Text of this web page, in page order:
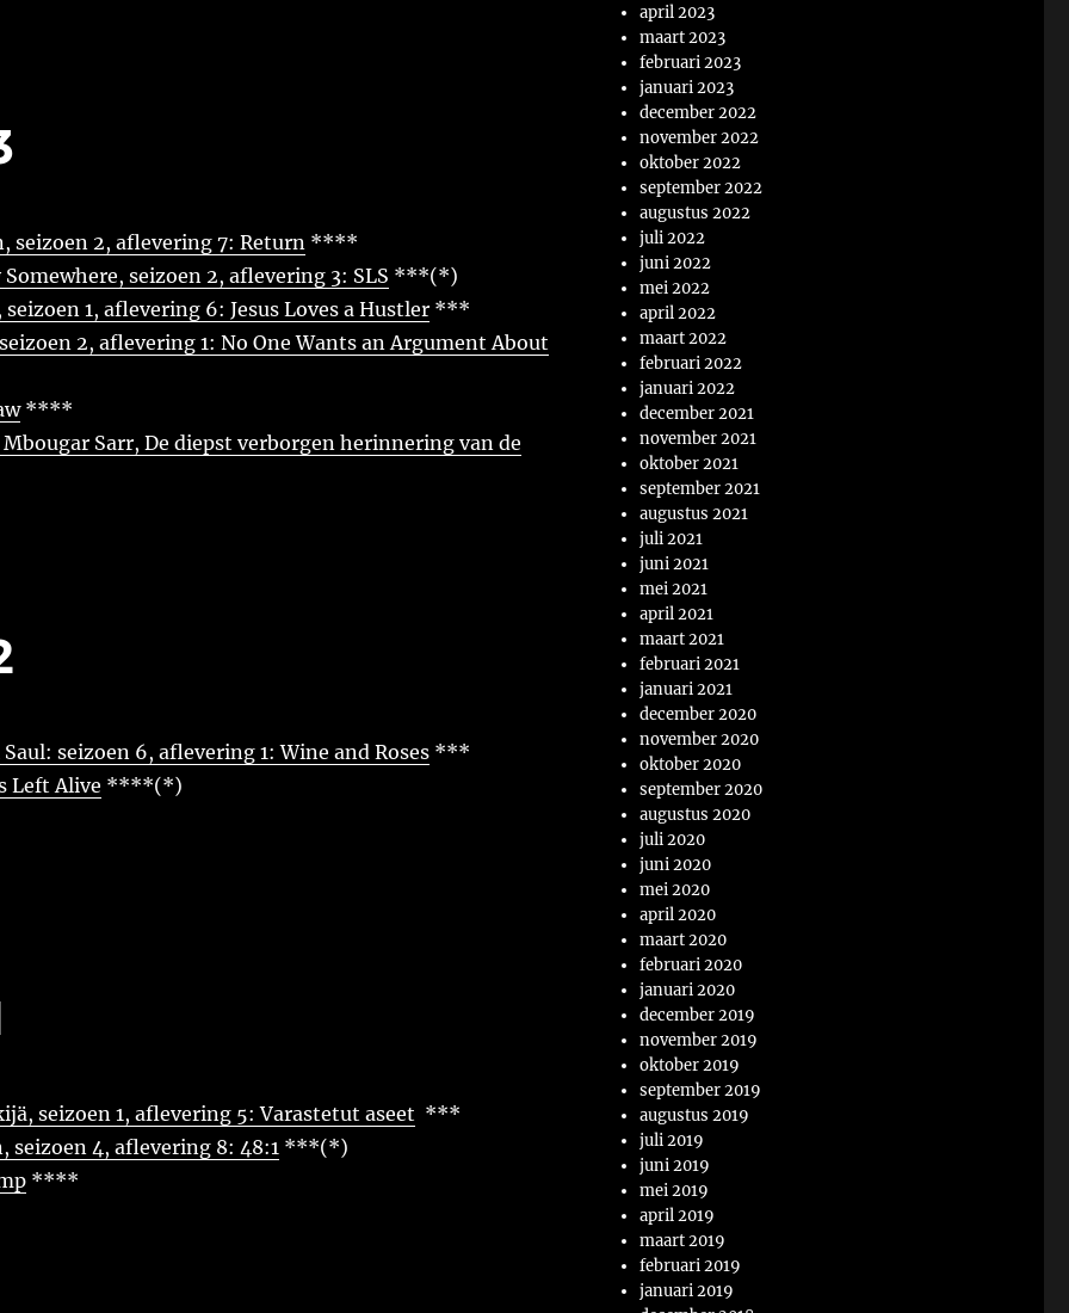
seizoen 2, aflevering 7: Return****
Somewhere, seizoen 2, aflevering 3: SLS ***(*)
seizoen 1, aflevering 6: Jesus Loves a Hustler***
2, aflevering 1: No One Wants an Argument About
****
Sarr, De diepst verborgen herinnering van de
seizoen 6, aflevering 1: Wine and Roses***
Left Alive ****(*)
seizoen 1, aflevering 5: Varastetut aseet ***
seizoen 4, aflevering 8: 48:1***(*)
****
april 2023
maart 2023
februari 2023
januari 2023
december 2022
november 2022
oktober 2022
september 2022
augustus 2022
juli 2022
juni 2022
mei 2022
april 2022
maart 2022
februari 2022
januari 2022
december 2021
november 2021
oktober 2021
september 2021
augustus 2021
juli 2021
juni 2021
mei 2021
april 2021
maart 2021
februari 2021
januari 2021
december 2020
november 2020
oktober 2020
september 2020
augustus 2020
juli 2020
juni 2020
mei 2020
april 2020
maart 2020
februari 2020
januari 2020
december 2019
november 2019
oktober 2019
september 2019
augustus 2019
juli 2019
juni 2019
mei 2019
april 2019
maart 2019
februari 2019
januari 2019